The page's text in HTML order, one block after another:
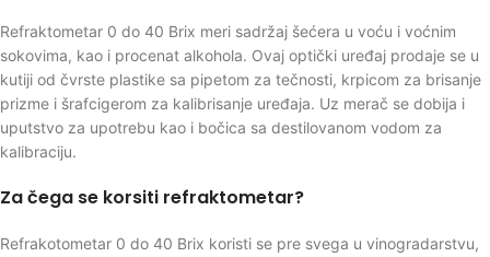
Refraktometar 0 do 40 Brix meri sadržaj šećera u voću i voćnim
sokovima, kao i procenat alkohola. Ovaj optički uređaj prodaje se u
kutiji od čvrste plastike sa pipetom za tečnosti, krpicom za brisanje
prizme i šrafcigerom za kalibrisanje uređaja. Uz merač se dobija i
uputstvo za upotrebu kao i bočica sa destilovanom vodom za
kalibraciju.
Za čega se korsiti refraktometar?
Refrakotometar 0 do 40 Brix koristi se pre svega u vinogradarstvu,